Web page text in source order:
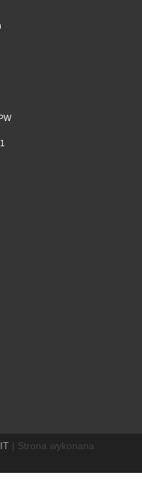
| Strona wykonana